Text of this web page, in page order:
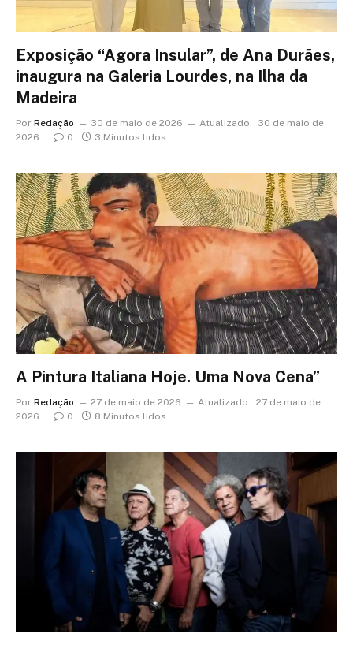
Exposição “Agora Insular”, de Ana Durães,
inaugura na Galeria Lourdes, na Ilha da
Madeira
Por Redação 30 de maio de 2026 Atualizado:
30 de maio de
2026
0 3 Minutos lidos
A Pintura Italiana Hoje. Uma Nova Cena”
Por Redação 27 de maio de 2026 Atualizado: 27 de maio de
2026
0 8 Minutos lidos